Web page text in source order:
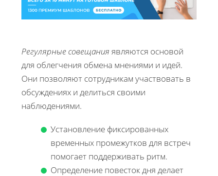
Регулярные совещания являются основой
для облегчения обмена мнениями и идей.
Они позволяют сотрудникам участвовать в
обсуждениях и делиться своими
наблюдениями.
Установление фиксированных
временных промежутков для встреч
помогает поддерживать ритм.
Определение повесток дня делает